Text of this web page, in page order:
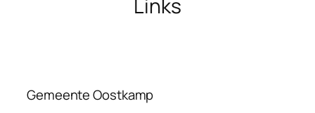
Links
Gemeente Oostkamp